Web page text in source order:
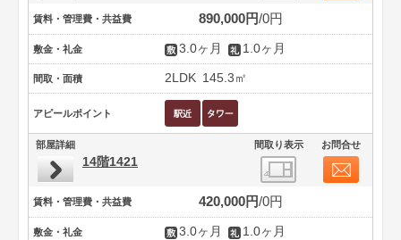
賃料・管理費・共益費 890,000円 0円
敷金・礼金 3.0ヶ月 1.0ヶ月
間取・面積 2LDK 145.3㎡
アピールポイント
部屋詳細 間取り表示 お問合せ
14階1421
賃料・管理費・共益費 420,000円 0円
敷金・礼金 3.0ヶ月 1.0ヶ月